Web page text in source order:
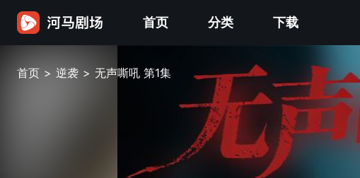
首页 分类 下载
首页 > 逆袭 > 无声嘶吼 第1集